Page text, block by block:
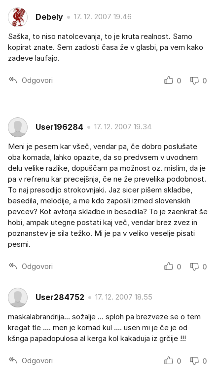
Debely 17. 12. 2007 19.46
Saška, to niso natolcevanja, to je kruta realnost. Samo
kopirat znate. Sem zadosti časa že v glasbi, pa vem kako
zadeve laufajo.
Odgovori 0 0
User196284 17. 12. 2007 19.34
Meni je pesem kar všeč, vendar pa, če dobro poslušate
oba komada, lahko opazite, da so predvsem v uvodnem
delu velike razlike, dopuščam pa možnost oz. mislim, da je
pa v refrenu kar precejšnja, če ne že prevelika podobnost.
To naj presodijo strokovnjaki. Jaz sicer pišem skladbe,
besedila, melodije, a me kdo zaposli izmed slovenskih
pevcev? Kot avtorja skladbe in besedila? To je zaenkrat še
hobi, ampak utegne postati kaj več, vendar brez zvez in
poznanstev je sila težko. Mi je pa v veliko veselje pisati
pesmi.
Odgovori 0 0
User284752 17. 12. 2007 18.55
maskalabrandrija... sožalje ... sploh pa brezveze se o tem
kregat tle .... men je komad kul .... usen mi je če je od
kšnga papadopulosa al kerga kol kakaduja iz grčije !!!
Odgovori 0 0